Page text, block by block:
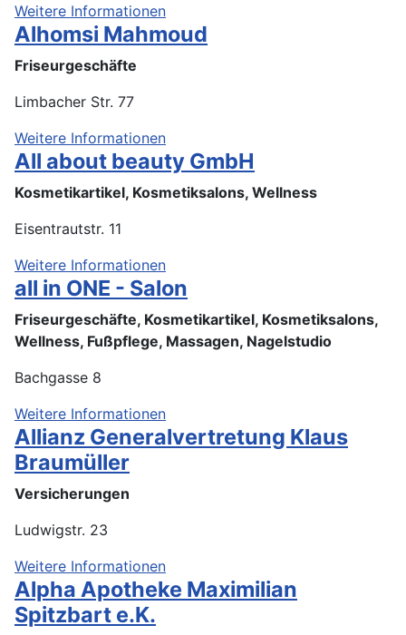
Weitere Informationen
Alhomsi Mahmoud
Friseurgeschäfte
Limbacher Str. 77
Weitere Informationen
All about beauty GmbH
Kosmetikartikel, Kosmetiksalons, Wellness
Eisentrautstr. 11
Weitere Informationen
all in ONE - Salon
Friseurgeschäfte, Kosmetikartikel, Kosmetiksalons,
Wellness, Fußpflege, Massagen, Nagelstudio
Bachgasse 8
Weitere Informationen
Allianz Generalvertretung Klaus
Braumüller
Versicherungen
Ludwigstr. 23
Weitere Informationen
Alpha Apotheke Maximilian
Spitzbart e.K.